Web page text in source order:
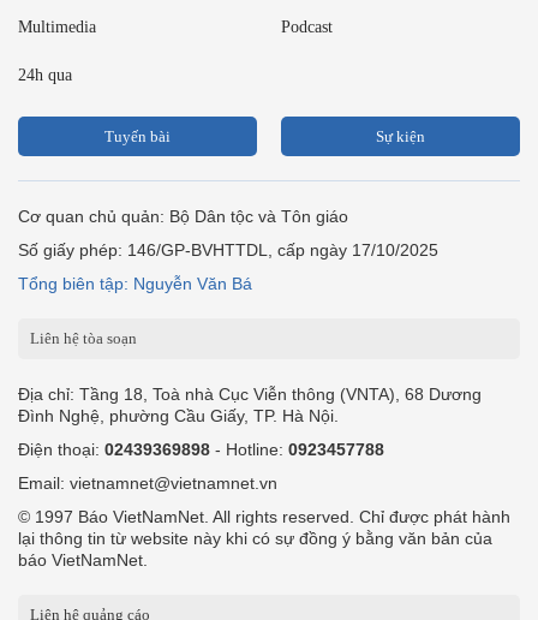
Multimedia Podcast
24h qua
Tuyến bài Sự kiện
Cơ quan chủ quản: Bộ Dân tộc và Tôn giáo
Số giấy phép: 146/GP-BVHTTDL, cấp ngày 17/10/2025
Tổng biên tập: Nguyễn Văn Bá
Liên hệ tòa soạn
Địa chỉ: Tầng 18, Toà nhà Cục Viễn thông (VNTA), 68 Dương
Đình Nghệ, phường Cầu Giấy, TP. Hà Nội.
Điện thoại: 02439369898 - Hotline: 0923457788
Email: vietnamnet@vietnamnet.vn
© 1997 Báo VietNamNet. All rights reserved. Chỉ được phát hành
lại thông tin từ website này khi có sự đồng ý bằng văn bản của
báo VietNamNet.
Liên hệ quảng cáo